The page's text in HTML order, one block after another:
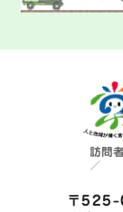
訪問
／
〒